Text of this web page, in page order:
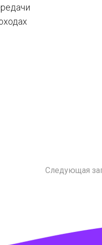
Следующая